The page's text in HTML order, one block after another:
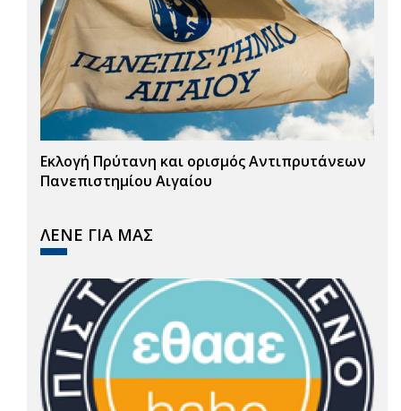
Εκλογή Πρύτανη και ορισμός Αντιπρυτάνεων
Πανεπιστημίου Αιγαίου
ΛΕΝΕ ΓΙΑ ΜΑΣ